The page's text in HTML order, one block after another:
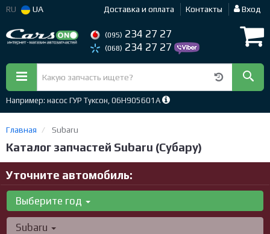
RU UA Доставка и оплата Контакты Вход
(095) 234 27 27
(068) 234 27 27
Например: насос ГУР Туксон, 06H905601A
Главная Subaru
Каталог запчастей Subaru (Субару)
Уточните автомобиль:
Выберите год
Subaru